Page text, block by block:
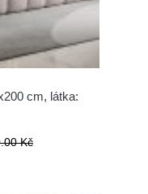
cm, látka:
Kč